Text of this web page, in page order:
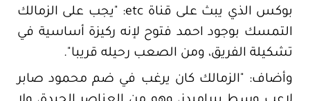
بوكس الذي يبث على قناة etc: "يجب على الزمالك
التمسك بوجود احمد فتوح لإنه ركيزة أساسية في
تشكيلة الفريق، ومن الصعب رحيله قريبا".
وأضاف: "الزمالك كان يرغب في ضم محمود صابر